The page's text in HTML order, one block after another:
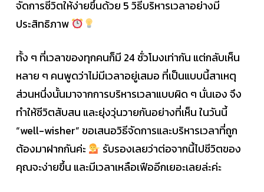
จัดการชีวิตให้ง่ายขึ้นด้วย 5 วิธีบริหารเวลาอย่างมี
ประสิทธิภาพ
ทั้ง ๆ ที่เวลาของทุกคนก็มี 24 ชั่วโมงเท่ากัน แต่กลับเห็น
หลาย ๆ คนพูดว่าไม่มีเวลาอยู่เสมอ ที่เป็นแบบนี้สาเหตุ
ส่วนหนึ่งนั้นมาจากการบริหารเวลาแบบผิด ๆ นั่นเอง จึง
ทำให้ชีวิตสับสน และยุ่งวุ่นวายกันอย่างที่เห็น ในวันนี้
“well-wisher” ขอเสนอวิธีจัดการและบริหารเวลาที่ถูก
ต้องมาฝากกันค่ะ
รับรองเลยว่าต่อจากนี้ไปชีวิตของ
คุณจะง่ายขึ้น และมีเวลาเหลือเฟืออีกเยอะเลยล่ะค่ะ